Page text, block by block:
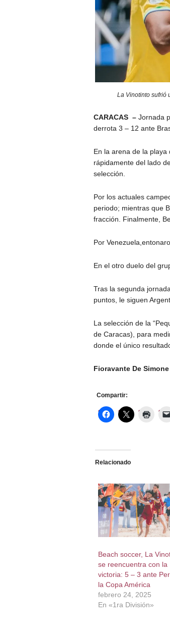
La Vinotinto sufrió
CARACAS – Jornada
derrota 3 – 12 ante
En la arena de la
rápidamente del lado
selección.
Por los actuales
periodo; mientras que
fracción. Finalmente,
Por
En el otro duelo del
Tras la segunda
puntos, le siguen
La selección de la
de Caracas), para
donde el único
Fioravante De Simone
Compartir:
Relacionado
Beach soccer, La
se reencuentra con la
victoria: 5 – 3 ante
la Copa América
febrero 24, 2025
En «1ra División»